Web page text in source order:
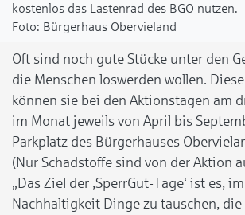
kostenlos das Lastenrad des BGO nutzen.
Bürgerhaus Obervieland
Oft sind noch gute Stücke unter den
die Menschen loswerden wollen.
können sie bei den Aktionstagen am
im Monat jeweils von April bis
Parkplatz des Bürgerhauses
(Nur Schadstoffe sind von der Aktion
„Das Ziel der ‚SperrGut-Tage‘ ist es,
Nachhaltigkeit Dinge zu tauschen, die